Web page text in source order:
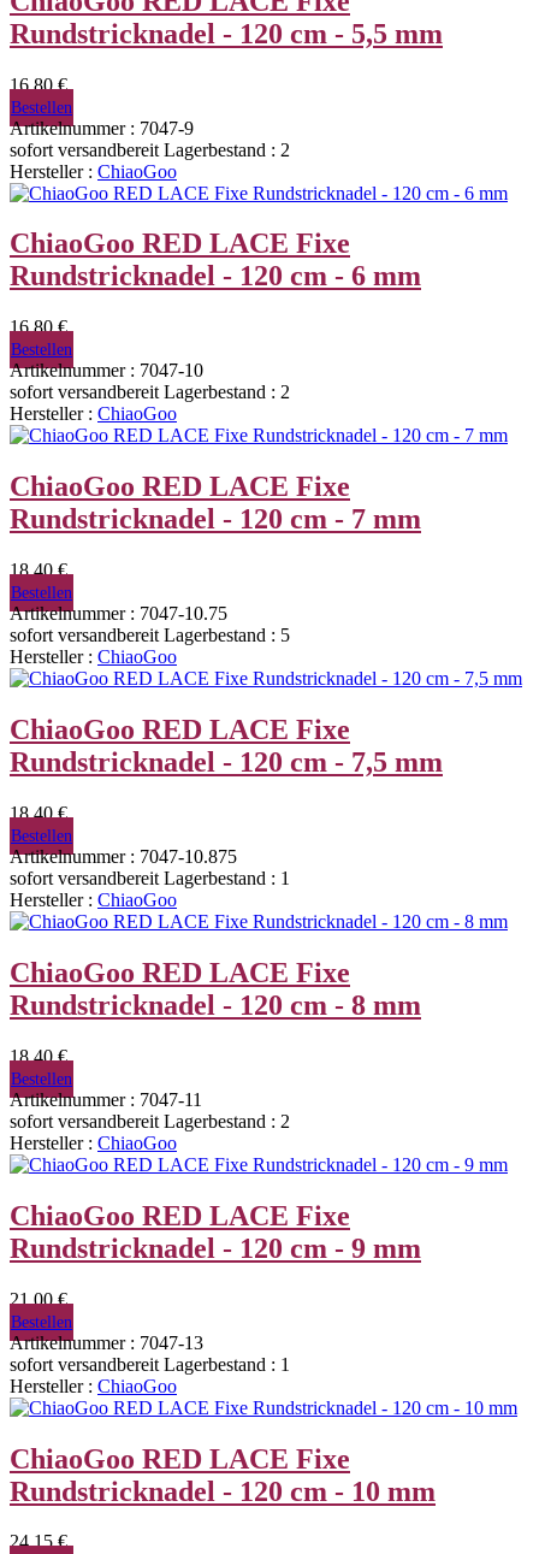
Rundstricknadel - 120 cm - 5,5 mm
16,80 €
Bestellen
Artikelnummer : 7047-9
sofort versandbereit Lagerbestand : 2
Hersteller : ChiaoGoo
ChiaoGoo RED LACE Fixe
Rundstricknadel - 120 cm - 6 mm
16,80 €
Bestellen
Artikelnummer : 7047-10
sofort versandbereit Lagerbestand : 2
Hersteller : ChiaoGoo
ChiaoGoo RED LACE Fixe
Rundstricknadel - 120 cm - 7 mm
18,40 €
Bestellen
Artikelnummer : 7047-10.75
sofort versandbereit Lagerbestand : 5
Hersteller : ChiaoGoo
ChiaoGoo RED LACE Fixe
Rundstricknadel - 120 cm - 7,5 mm
18,40 €
Bestellen
Artikelnummer : 7047-10.875
sofort versandbereit Lagerbestand : 1
Hersteller : ChiaoGoo
ChiaoGoo RED LACE Fixe
Rundstricknadel - 120 cm - 8 mm
18,40 €
Bestellen
Artikelnummer : 7047-11
sofort versandbereit Lagerbestand : 2
Hersteller : ChiaoGoo
ChiaoGoo RED LACE Fixe
Rundstricknadel - 120 cm - 9 mm
21,00 €
Bestellen
Artikelnummer : 7047-13
sofort versandbereit Lagerbestand : 1
Hersteller : ChiaoGoo
ChiaoGoo RED LACE Fixe
Rundstricknadel - 120 cm - 10 mm
24,15 €